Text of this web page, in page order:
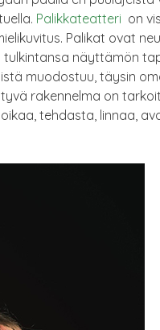
Palikkateatteri on
Palikat ovat
näyttämön
muodostuu, täysin
rakennelma on
tehdasta, linnaa,